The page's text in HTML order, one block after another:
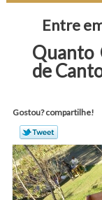
Entre
Quanto
de
Gostou? compartilhe!